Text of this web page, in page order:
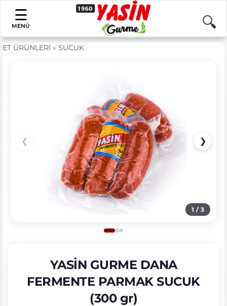
MENÜ
ET ÜRÜNLERİ » SUCUK
❮ ❯
1 / 3
YASİN GURME DANA
FERMENTE PARMAK SUCUK
(300 gr)